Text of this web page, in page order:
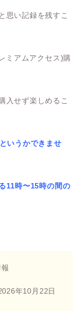
思い記録を残すこ
ミアムアクセス)購
入せず楽しめるこ
いうかできませ
11時〜15時の間の
年10月22日